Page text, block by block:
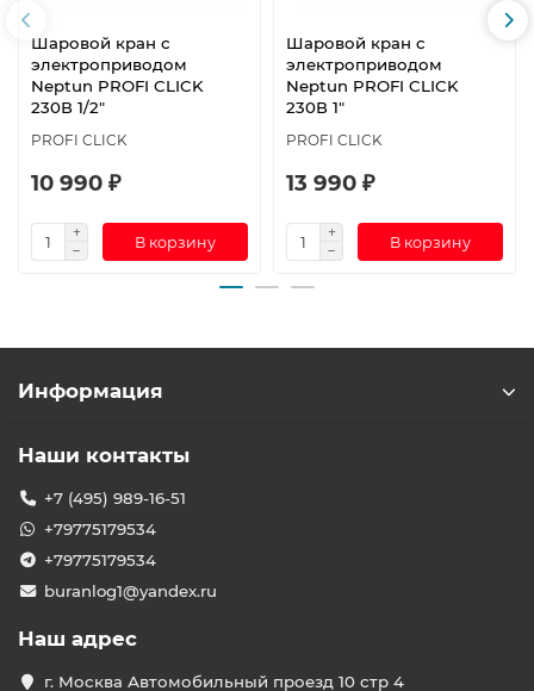
Шаровой кран с
электроприводом
Neptun PROFI CLICK
230В 1/2"
PROFI CLICK
10 990 ₽
В корзину
Шаровой кран с
электроприводом
Neptun PROFI CLICK
230В 1"
PROFI CLICK
13 990 ₽
В корзину
Информация
Наши контакты
+7 (495) 989-16-51
+79775179534
+79775179534
buranlog1@yandex.ru
Наш адрес
г. Москва Автомобильный проезд 10 стр 4